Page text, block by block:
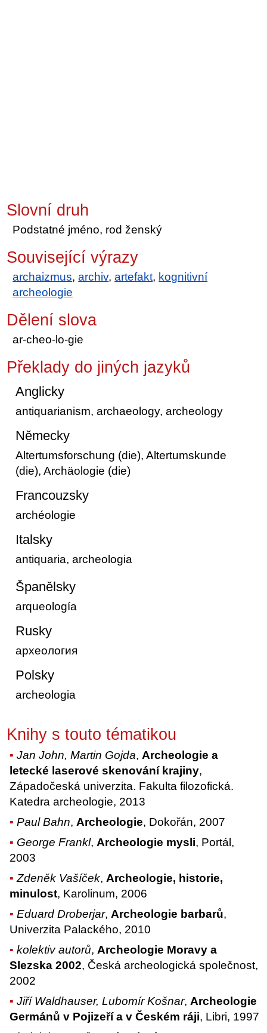
Slovní druh
Podstatné jméno, rod ženský
Související výrazy
archaizmus,archiv,artefakt, kognitivní
archeologie
Dělení slova
ar-cheo-lo-gie
Překlady do jiných jazyků
Anglicky
antiquarianism, archaeology, archeology
Německy
Altertumsforschung (die), Altertumskunde
(die), Archäologie (die)
Francouzsky
archéologie
Italsky
antiquaria, archeologia
Španělsky
arqueología
Rusky
археология
Polsky
archeologia
Knihy s touto tématikou
Jan John, Martin Gojda,Archeologie a
letecké laserové skenování krajiny,
Západočeská univerzita. Fakulta filozofická.
Katedra archeologie, 2013
Paul Bahn,Archeologie, Dokořán, 2007
George Frankl,Archeologie mysli, Portál,
2003
Zdeněk Vašíček,Archeologie, historie,
minulost, Karolinum, 2006
Eduard Droberjar,Archeologie barbarů,
Univerzita Palackého, 2010
kolektiv autorů,Archeologie Moravy a
Slezska 2002, Česká archeologická společnost,
2002
Jiří Waldhauser, Lubomír Košnar,Archeologie
Germánů v Pojizeří a v Českém ráji, Libri, 1997